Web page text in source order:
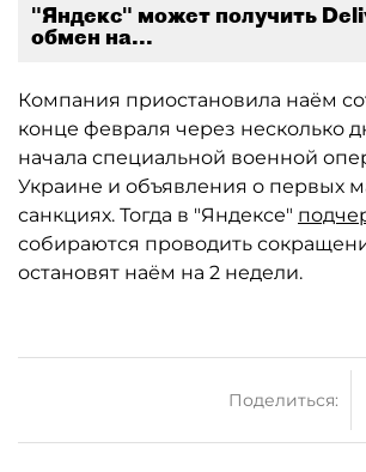
"Яндекс" может получить
обмен на...
Компания приостановила наём
конце февраля через несколько
начала специальной военной
Украине и объявления о первых
санкциях. Тогда в "Яндексе"
собираются проводить
остановят наём на 2 недели.
Поделиться: